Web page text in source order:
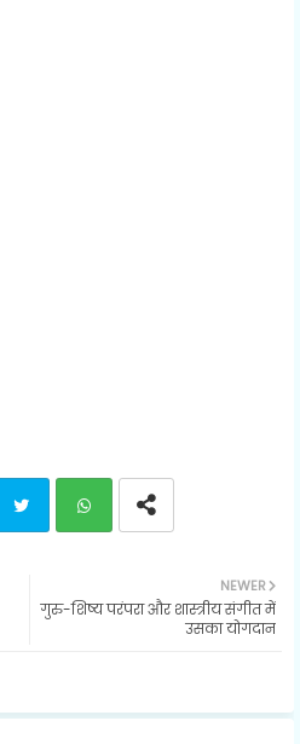
ats
p
NEWER
गुरु-शिष्य परंपरा और शास्त्रीय संगीत में
उसका योगदान